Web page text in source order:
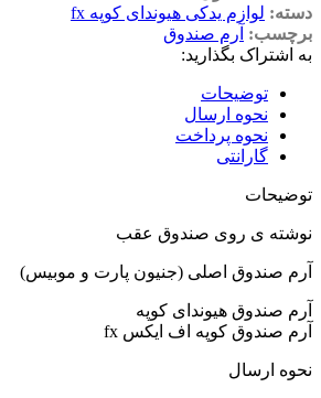
دسته: لوازم یدکی هیوندای کوپه fx
برچسب: آرم صندوق
به اشتراک بگذارید:
توضیحات
نحوه ارسال
نحوه پرداخت
گارانتی
توضیحات
نوشته ی روی صندوق عقب
آرم صندوق اصلی (جنیون پارت و موبیس)
آرم صندوق هیوندای کوپه
آرم صندوق کوپه اف ایکس fx
نحوه ارسال